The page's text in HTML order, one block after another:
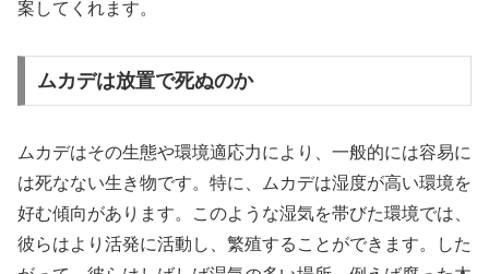
案してくれます。
ムカデは放置で死ぬのか
ムカデはその生態や環境適応力により、一般的には容易に
は死なない生き物です。特に、ムカデは湿度が高い環境を
好む傾向があります。このような湿気を帯びた環境では、
彼らはより活発に活動し、繁殖することができます。した